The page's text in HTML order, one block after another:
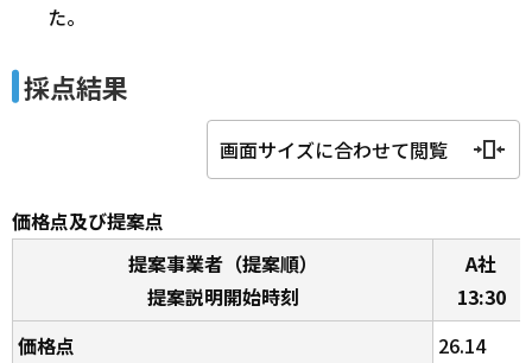
た。
採点結果
画面サイズに合わせて閲覧
価格点及び提案点
提案事業者（提案順）
提案説明開始時刻
A社
13:30
価格点
26.14